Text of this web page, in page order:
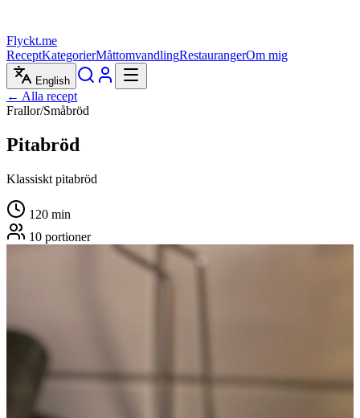
Flyckt.me
ReceptKategorierMåttomvandlingRestaurangerOm mig
English
← Alla recept
Frallor/Småbröd
Pitabröd
Klassiskt pitabröd
120 min
10 portioner